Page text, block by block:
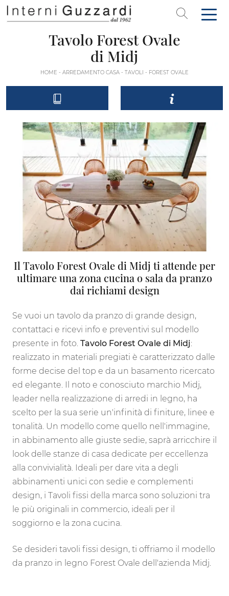
Tavolo Forest Ovale
di Midj
HOME - ARREDAMENTO CASA - TAVOLI - FOREST OVALE
Se desideri tavoli fissi design, ti offriamo il modello
da pranzo in legno Forest Ovale dell'azienda Midj.
Il Tavolo Forest Ovale di Midj ti attende per
ultimare una zona cucina o sala da pranzo
dai richiami design
Se vuoi un tavolo da pranzo di grande design,
contattaci e ricevi info e preventivi sul modello
presente in foto. Tavolo Forest Ovale di Midj:
realizzato in materiali pregiati è caratterizzato dalle
forme decise del top e da un basamento ricercato
ed elegante. Il noto e conosciuto marchio Midj,
leader nella realizzazione di arredi in legno, ha
scelto per la sua serie un'infinità di finiture, linee e
tonalità. Un modello come quello nell'immagine,
in abbinamento alle giuste sedie, saprà arricchire il
look delle stanze di casa dedicate per eccellenza
alla convivialità. Ideali per dare vita a degli
abbinamenti unici con sedie e complementi
design, i Tavoli fissi della marca sono soluzioni tra
le più originali in commercio, ideali per il
soggiorno e la zona cucina.